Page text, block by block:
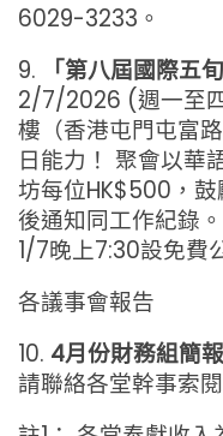
6029-3233。
9.
「第八屆國際五
2/7/2026 (週一至
樓（香港屯門屯富
日能力！ 聚會以華
坊每位HK$500，
後通知同工作紀錄
1/7晚上7:30設免費
各議事會報告
10. 4月份財務組簡報
請聯絡各堂幹事索閱